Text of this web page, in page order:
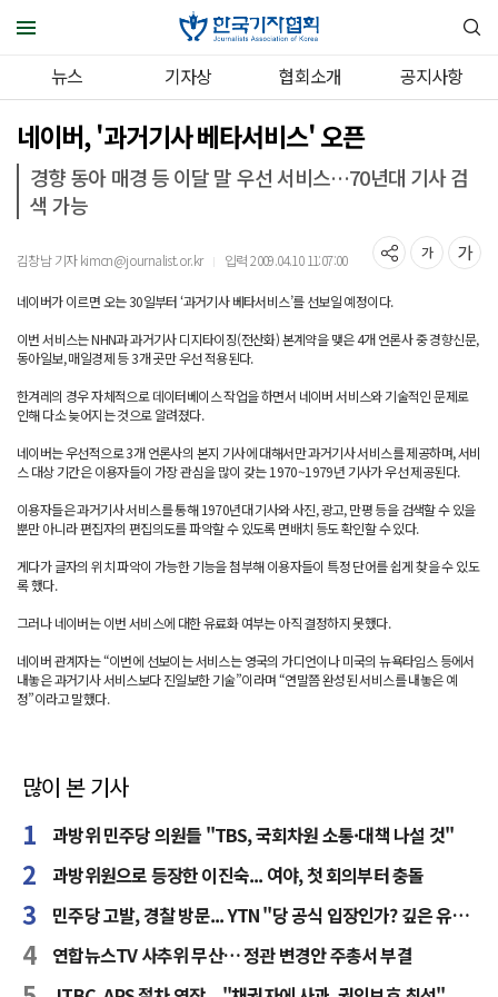
뉴스 기자상 협회소개 공지사항
네이버, '과거기사 베타서비스' 오픈
경향 동아 매경 등 이달 말 우선 서비스…70년대 기사 검
색 가능
김창남 기자 kimcn@journalist.or.kr ｜ 입력 2009.04.10 11:07:00
네이버가 이르면 오는 30일부터 ‘과거기사 베타서비스’를 선보일 예정이다.
이번 서비스는 NHN과 과거기사 디지타이징(전산화) 본계약을 맺은 4개 언론사 중 경향신문,
동아일보, 매일경제 등 3개 곳만 우선 적용된다.
한겨레의 경우 자체적으로 데이터베이스 작업을 하면서 네이버 서비스와 기술적인 문제로
인해 다소 늦어지는 것으로 알려졌다.
네이버는 우선적으로 3개 언론사의 본지 기사에 대해서만 과거기사 서비스를 제공하며, 서비
스 대상 기간은 이용자들이 가장 관심을 많이 갖는 1970~1979년 기사가 우선 제공된다.
이용자들은 과거기사 서비스를 통해 1970년대 기사와 사진, 광고, 만평 등을 검색할 수 있을
뿐만 아니라 편집자의 편집의도를 파악할 수 있도록 면배치 등도 확인할 수 있다.
게다가 글자의 위치 파악이 가능한 기능을 첨부해 이용자들이 특정 단어를 쉽게 찾을 수 있도
록 했다.
그러나 네이버는 이번 서비스에 대한 유료화 여부는 아직 결정하지 못했다.
네이버 관계자는 “이번에 선보이는 서비스는 영국의 가디언이나 미국의 뉴욕타임스 등에서
내놓은 과거기사 서비스보다 진일보한 기술”이라며 “연말쯤 완성된 서비스를 내놓은 예
정”이라고 말했다.
많이 본 기사
과방위 민주당 의원들 "TBS, 국회차원 소통·대책 나설 것"
과방위원으로 등장한 이진숙... 여야, 첫 회의부터 충돌
민주당 고발, 경찰 방문... YTN "당 공식 입장인가? 깊은 유감"
연합뉴스TV 사추위 무산… 정관 변경안 주총서 부결